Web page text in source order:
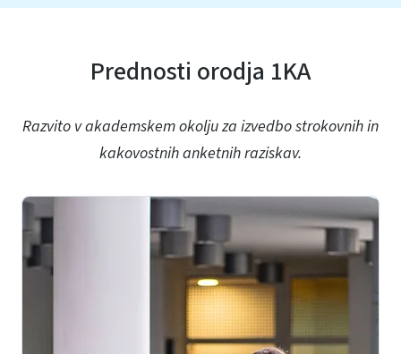
Prednosti orodja 1KA
Razvito v akademskem okolju za izvedbo strokovnih in
kakovostnih anketnih raziskav.